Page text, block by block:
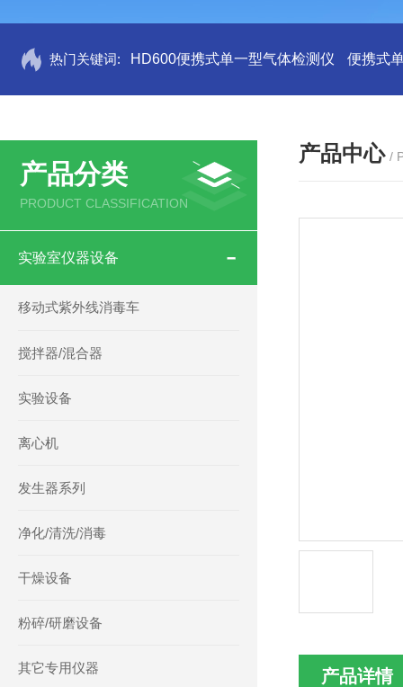
热门关键词: HD600便携式单一型气体检测仪 便携式
产品分类
PRODUCT CLASSIFICATION
实验室仪器设备
移动式紫外线消毒车
搅拌器/混合器
实验设备
离心机
发生器系列
净化/清洗/消毒
干燥设备
粉碎/研磨设备
其它专用仪器
产品中心 /
产品详情